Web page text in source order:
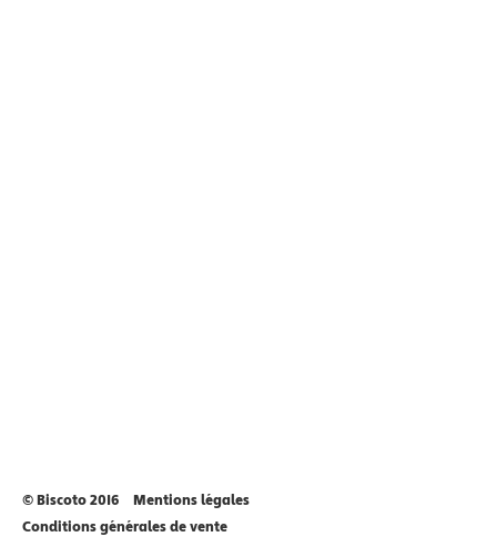
© Biscoto 2016
Mentions légales
Conditions générales de vente